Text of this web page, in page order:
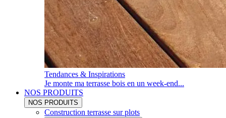
Tendances & Inspirations
Je monte ma terrasse bois en un week-end...
NOS PRODUITS
NOS PRODUITS
Construction terrasse sur plots